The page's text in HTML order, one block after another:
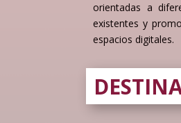
orientadas a
existentes y
espacios digitales.